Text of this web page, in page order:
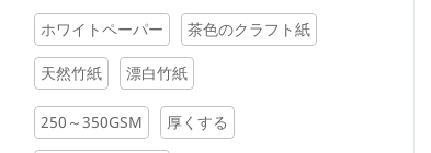
ホワイトペーパー 茶色のクラフト紙
天然竹紙 漂白竹紙
250～350GSM 厚くする